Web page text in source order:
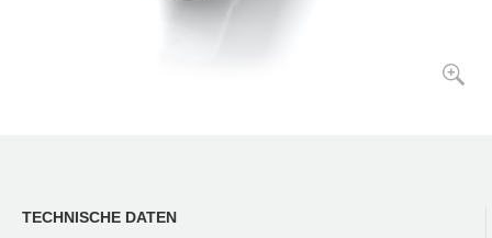
TECHNISCHE DATEN